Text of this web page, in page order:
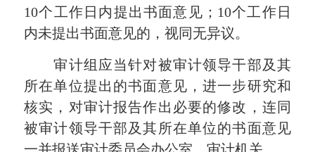
10个工作日内提出书面意见；10个工作日
内未提出书面意见的，视同无异议。
审计组应当针对被审计领导干部及其
所在单位提出的书面意见，进一步研究和
核实，对审计报告作出必要的修改，连同
被审计领导干部及其所在单位的书面意见
一并报送审计委员会办公室、审计机关。